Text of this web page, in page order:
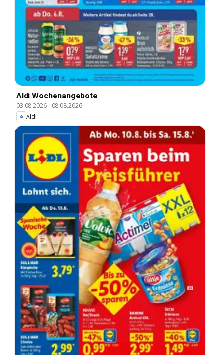
Aldi Wochenangebote
03.08.2026- 08.08.2026
Aldi